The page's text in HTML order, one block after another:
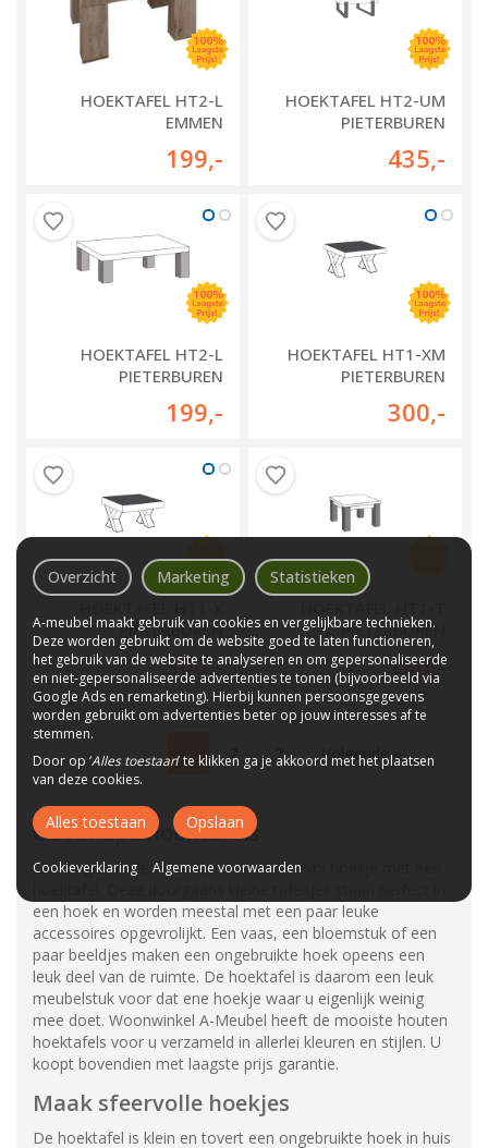
HOEKTAFEL HT2-L
EMMEN
199,-
HOEKTAFEL HT2-UM
PIETERBUREN
435,-
HOEKTAFEL HT2-L
PIETERBUREN
199,-
HOEKTAFEL HT1-XM
PIETERBUREN
300,-
PIETERBUREN
300,-
PIETERBUREN
180,-
« Vorige 1 2 3 Volgende »
Goedkope hoektafels
Elke ongebruikte hoek wordt een sfeervol hoekje met een
een hoek en worden meestal met een paar leuke
accessoires opgevrolijkt. Een vaas, een bloemstuk of een
paar beeldjes maken een ongebruikte hoek opeens een
leuk deel van de ruimte. De hoektafel is daarom een leuk
meubelstuk voor dat ene hoekje waar u eigenlijk weinig
mee doet. Woonwinkel A-Meubel heeft de mooiste houten
hoektafels voor u verzameld in allerlei kleuren en stijlen. U
koopt bovendien met laagste prijs garantie.
Maak sfeervolle hoekjes
De hoektafel is klein en tovert een ongebruikte hoek in huis
Overzicht Marketing Statistieken
A-meubel maakt gebruik van cookies en vergelijkbare technieken.
Deze worden gebruikt om de website goed te laten functioneren,
het gebruik van de website te analyseren en om gepersonaliseerde
en niet-gepersonaliseerde advertenties te tonen (bijvoorbeeld via
Google Ads en remarketing). Hierbij kunnen persoonsgegevens
worden gebruikt om advertenties beter op jouw interesses af te
stemmen.
Door op ‘Alles toestaan’ te klikken ga je akkoord met het plaatsen
van deze cookies.
Alles toestaan Opslaan
Cookieverklaring Algemene voorwaarden